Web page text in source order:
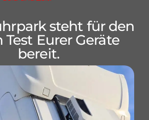
steht für den
Test Eurer Geräte
bereit.